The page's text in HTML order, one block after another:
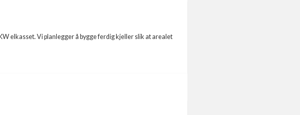
elkasset. Vi planlegger å bygge ferdig kjeller slik at arealet